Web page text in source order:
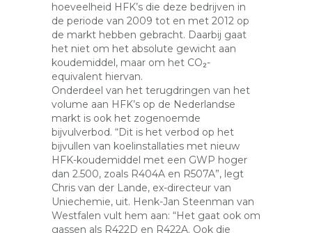
hoeveelheid HFK’s die deze bedrijven in
de periode van 2009 tot en met 2012 op
de markt hebben gebracht. Daarbij gaat
het niet om het absolute gewicht aan
koudemiddel, maar om het CO₂-
equivalent hiervan.
Onderdeel van het terugdringen van het
volume aan HFK’s op de Nederlandse
markt is ook het zogenoemde
bijvulverbod. “Dit is het verbod op het
bijvullen van koelinstallaties met nieuw
HFK-koudemiddel met een GWP hoger
dan 2.500, zoals R404A en R507A”, legt
Chris van der Lande, ex-directeur van
Uniechemie, uit. Henk-Jan Steenman van
Westfalen vult hem aan: “Het gaat ook om
gassen als R422D en R422A. Ook die